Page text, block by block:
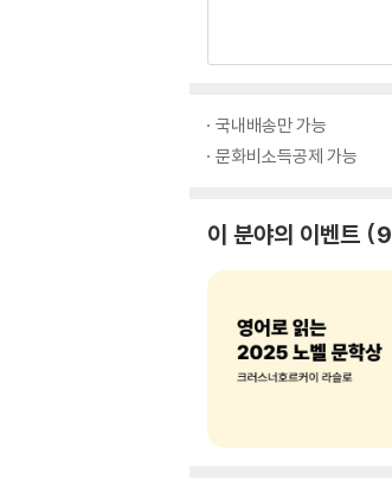
국내배송만 가능
문화비소득공제 가능
이 분야의 이벤트 9